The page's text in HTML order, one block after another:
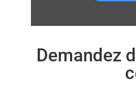
Demandez